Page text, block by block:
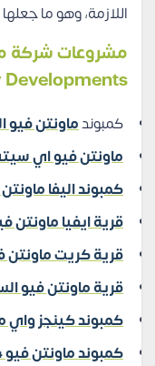
اللازمة، وهو ما
كمبوندماونتن
ماونتن فيو اي
كمبوند اليفا
قرية ايفيا ماونتن
قرية كريت ماونتن
قرية ماونتن فيو
كمبوند كينجز واي
كمبوند ماونتن فيو 4